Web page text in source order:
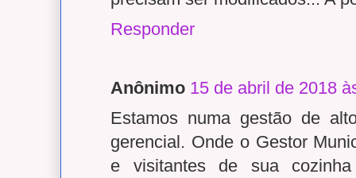
Responder
Anônimo 15 de abril de 2018
Estamos numa gestão de
gerencial. Onde o Gestor
e visitantes de sua